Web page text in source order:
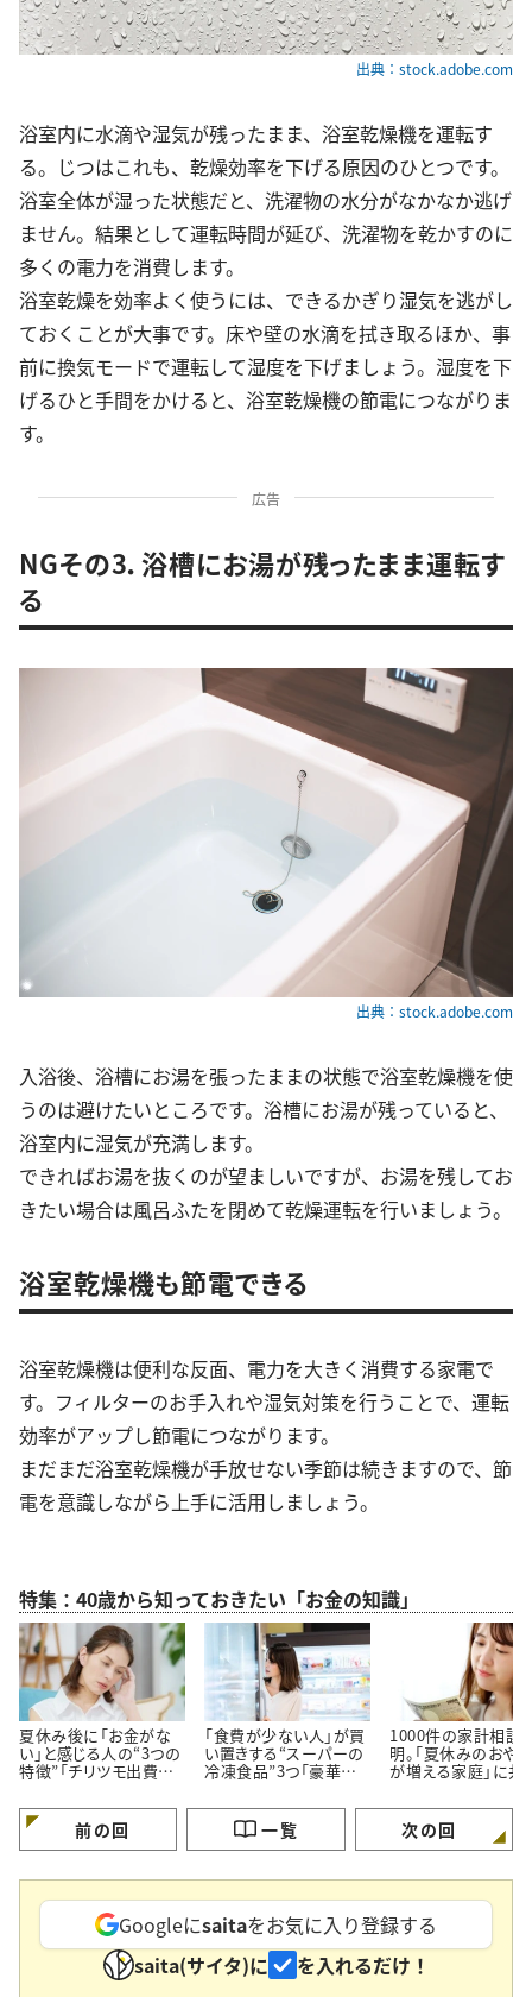
出典：stock.adobe.com
浴室内に水滴や湿気が残ったまま、浴室乾燥機を運転す
る。じつはこれも、乾燥効率を下げる原因のひとつです。
浴室全体が湿った状態だと、洗濯物の水分がなかなか逃げ
ません。結果として運転時間が延び、洗濯物を乾かすのに
多くの電力を消費します。
浴室乾燥を効率よく使うには、できるかぎり湿気を逃がし
ておくことが大事です。床や壁の水滴を拭き取るほか、事
前に換気モードで運転して湿度を下げましょう。湿度を下
げるひと手間をかけると、浴室乾燥機の節電につながりま
す。
広告
NGその3．浴槽にお湯が残ったまま運転す
る
出典：stock.adobe.com
入浴後、浴槽にお湯を張ったままの状態で浴室乾燥機を使
うのは避けたいところです。浴槽にお湯が残っていると、
浴室内に湿気が充満します。
できればお湯を抜くのが望ましいですが、お湯を残してお
きたい場合は風呂ふたを閉めて乾燥運転を行いましょう。
浴室乾燥機も節電できる
浴室乾燥機は便利な反面、電力を大きく消費する家電で
す。フィルターのお手入れや湿気対策を行うことで、運転
効率がアップし節電につながります。
まだまだ浴室乾燥機が手放せない季節は続きますので、節
電を意識しながら上手に活用しましょう。
特集：40歳から知っておきたい「お金の知識」
夏休み後に「お金がな
い」と感じる人の“3つの
特徴”「チリツモ出費に
「食費が少ない人」が買
い置きする“スーパーの
冷凍食品”3つ「豪華に
る」
1000件の家計相談
明。「夏休みのおや
が増える家庭」に共
前の回 一覧 次の回
Googleにsaitaをお気に入り登録する
saita(サイタ)に
を入れるだけ！